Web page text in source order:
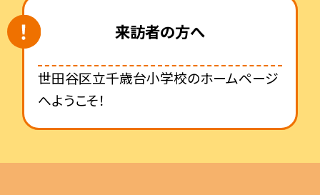
来訪者の方へ
世田谷区立千歳台小学校のホームページ
へようこそ！